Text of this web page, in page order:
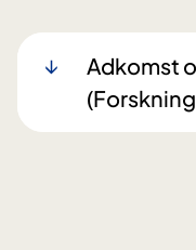
Adkomst